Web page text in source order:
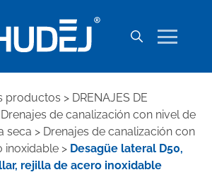
productos > DRENAJES DE
Drenajes de canalización con nivel de
seca > Drenajes de canalización con
inoxidable > Desagüe lateral D50,
rejilla de acero inoxidable